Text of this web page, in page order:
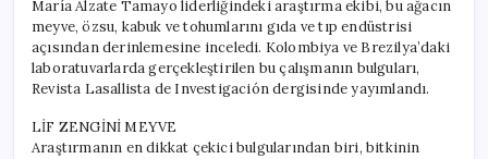
María Alzate Tamayo liderliğindeki araştırma ekibi, bu ağacın
meyve, özsu, kabuk ve tohumlarını gıda ve tıp endüstrisi
açısından derinlemesine inceledi. Kolombiya ve Brezilya’daki
laboratuvarlarda gerçekleştirilen bu çalışmanın bulguları,
Revista Lasallista de Investigación dergisinde yayımlandı.
LİF ZENGİNİ MEYVE
Araştırmanın en dikkat çekici bulgularından biri, bitkinin